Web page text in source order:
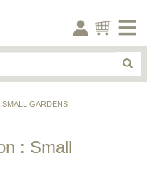
SMALL GARDENS
: Small